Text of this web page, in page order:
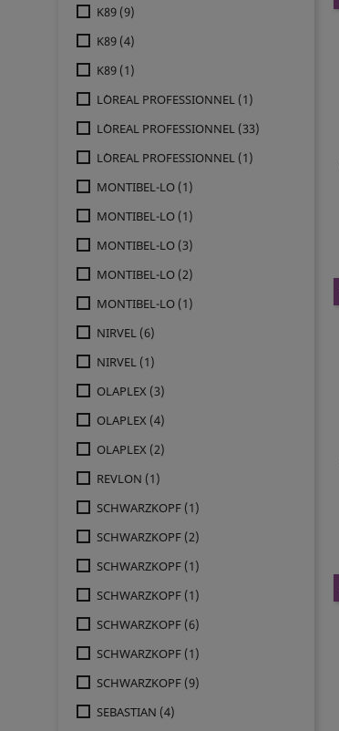
K89 (9)
K89 (4)
K89 (1)
L´OREAL PROFESSIONNEL (1)
L´OREAL PROFESSIONNEL (33)
L´OREAL PROFESSIONNEL (1)
MONTIBEL-LO (1)
MONTIBEL-LO (1)
MONTIBEL-LO (3)
MONTIBEL-LO (2)
MONTIBEL-LO (1)
NIRVEL (6)
NIRVEL (1)
OLAPLEX (3)
OLAPLEX (4)
OLAPLEX (2)
REVLON (1)
SCHWARZKOPF (1)
SCHWARZKOPF (2)
SCHWARZKOPF (1)
SCHWARZKOPF (1)
SCHWARZKOPF (6)
SCHWARZKOPF (1)
SCHWARZKOPF (9)
SEBASTIAN (4)